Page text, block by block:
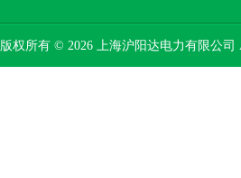
版权所有 © 2026 上海沪阳达电力有限公司